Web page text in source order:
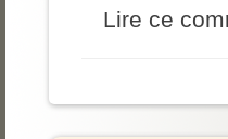
Lire ce